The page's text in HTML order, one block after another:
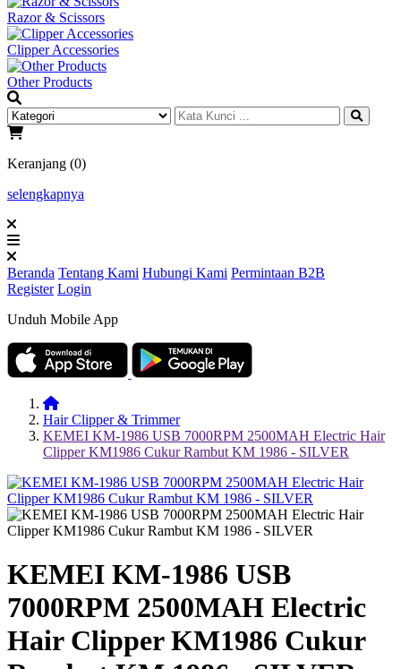
Razor & Scissors
Clipper Accessories
Other Products
Keranjang (0)
selengkapnya
Beranda Tentang Kami Hubungi Kami Permintaan B2B
Register Login
Unduh Mobile App
Hair Clipper & Trimmer
KEMEI KM-1986 USB 7000RPM 2500MAH Electric Hair
Clipper KM1986 Cukur Rambut KM 1986 - SILVER
KEMEI KM-1986 USB
7000RPM 2500MAH Electric
Hair Clipper KM1986 Cukur